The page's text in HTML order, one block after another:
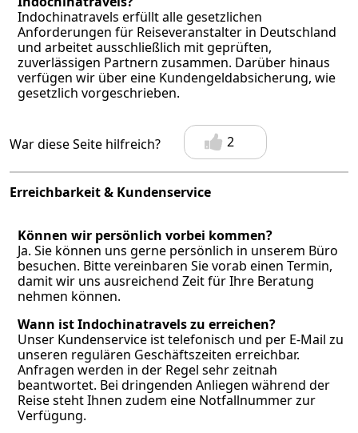
Indochinatravels erfüllt alle gesetzlichen
Anforderungen für Reiseveranstalter in Deutschland
und arbeitet ausschließlich mit geprüften,
zuverlässigen Partnern zusammen. Darüber hinaus
verfügen wir über eine Kundengeldabsicherung, wie
gesetzlich vorgeschrieben.
War diese Seite hilfreich? 2
Erreichbarkeit & Kundenservice
Können wir persönlich vorbei kommen?
Ja. Sie können uns gerne persönlich in unserem Büro
besuchen. Bitte vereinbaren Sie vorab einen Termin,
damit wir uns ausreichend Zeit für Ihre Beratung
nehmen können.
Wann ist Indochinatravels zu erreichen?
Unser Kundenservice ist telefonisch und per E-Mail zu
unseren regulären Geschäftszeiten erreichbar.
Anfragen werden in der Regel sehr zeitnah
beantwortet. Bei dringenden Anliegen während der
Reise steht Ihnen zudem eine Notfallnummer zur
Verfügung.